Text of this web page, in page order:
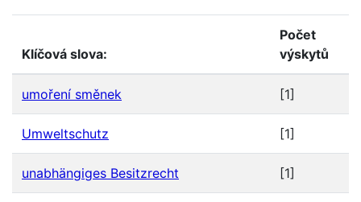
Klíčová slova:
Počet
výskytů
umoření směnek [1]
Umweltschutz [1]
unabhängiges Besitzrecht [1]